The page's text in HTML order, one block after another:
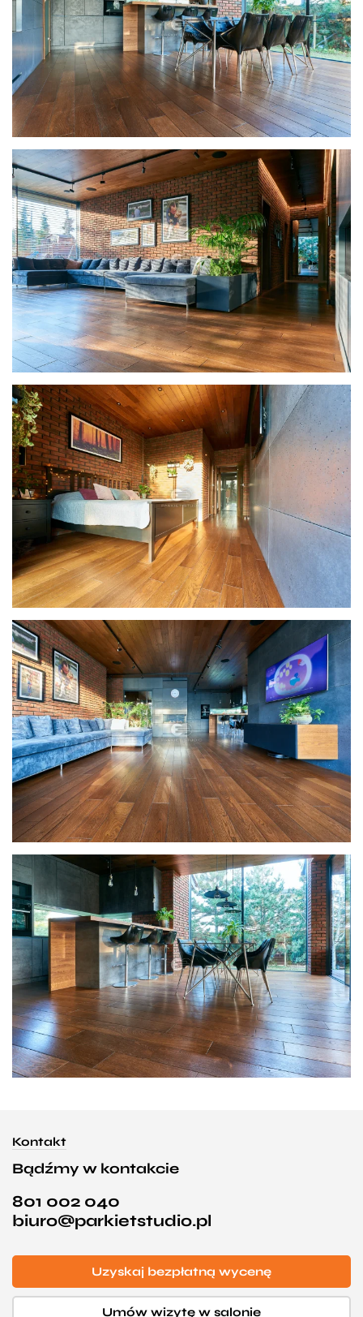
Kontakt
Bądźmy w kontakcie
801 002 040
biuro@parkietstudio.pl
Uzyskaj bezpłatną wycenę
Umów wizytę w salonie